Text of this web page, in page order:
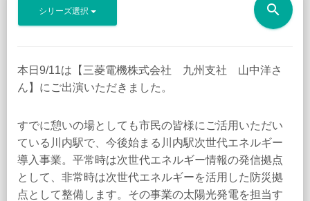
シリーズ選択 search
本日9/11は【三菱電機株式会社 九州支社 山中洋さ
ん】にご出演いただきました。
すでに憩いの場としても市民の皆様にご活用いただい
ている川内駅で、今後始まる川内駅次世代エネルギー
導入事業。平常時は次世代エネルギー情報の発信拠点
として、非常時は次世代エネルギーを活用した防災拠
点として整備します。その事業の太陽光発電を担当す